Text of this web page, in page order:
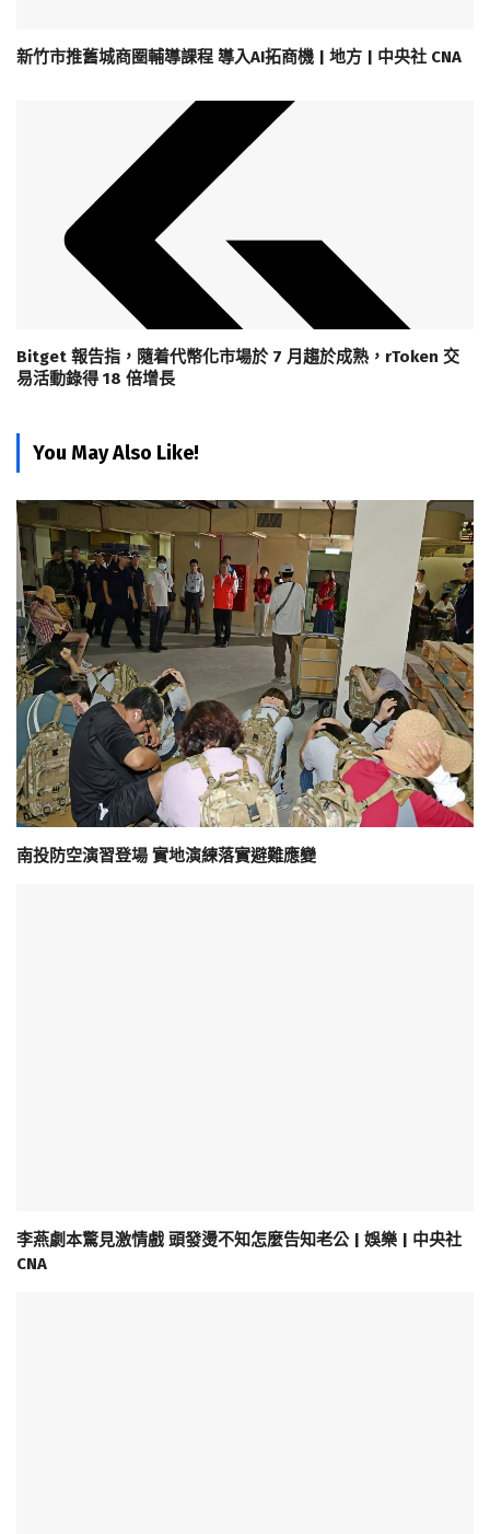
新竹市推舊城商圈輔導課程 導入AI拓商機 | 地方 | 中央社 CNA
Bitget 報告指，隨着代幣化市場於 7 月趨於成熟，rToken 交
易活動錄得 18 倍增長
You May Also Like!
南投防空演習登場 實地演練落實避難應變
李燕劇本驚見激情戲 頭發燙不知怎麼告知老公 | 娛樂 | 中央社
CNA